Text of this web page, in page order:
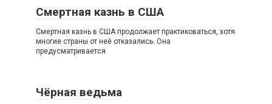
Смертная казнь в США
Смертная казнь в США продолжает практиковаться, хотя
многие страны от неё отказались. Она
предусматривается
Чёрная ведьма